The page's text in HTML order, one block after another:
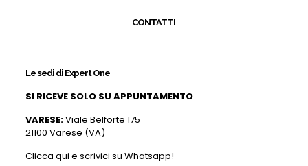
CONTATTI
Le sedi di Expert One
SI RICEVE SOLO SU APPUNTAMENTO
VARESE:Viale Belforte 175
21100 Varese (VA)
Clicca qui e scrivici su Whatsapp!